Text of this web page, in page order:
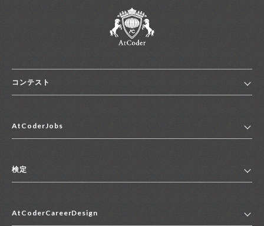
コンテスト
コンテスト一覧
便利リンク集
AtCoderJobs
2027年新卒採用求人一覧
中途採用求人一覧
検定
マイページ
AtCoderCareerDesign